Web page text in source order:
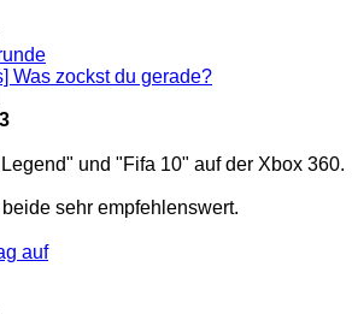
Was zockst du gerade?
und "Fifa 10" auf der Xbox 360.
sehr empfehlenswert.
auf